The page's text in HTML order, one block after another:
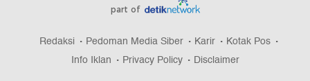
part of
Redaksi Pedoman Media Siber Karir
Kotak Pos
Info Iklan
Privacy Policy Disclaimer